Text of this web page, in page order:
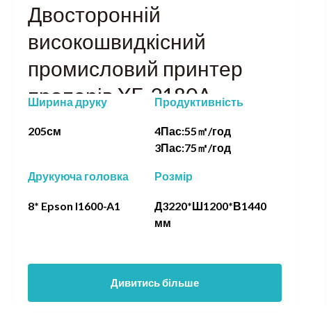
Двосторонній
високошвидкісний
промисловий принтер
прапорів XF-2180A
Ширина друку
205см
Продуктивність
4Пас:55㎡/год
3Пас:75㎡/год
Друкуюча головка
8* Epson I1600-A1
Розмір
Д3220*Ш1200*В1440
мм
Дивитись більше